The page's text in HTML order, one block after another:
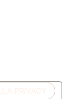
PRIVACY